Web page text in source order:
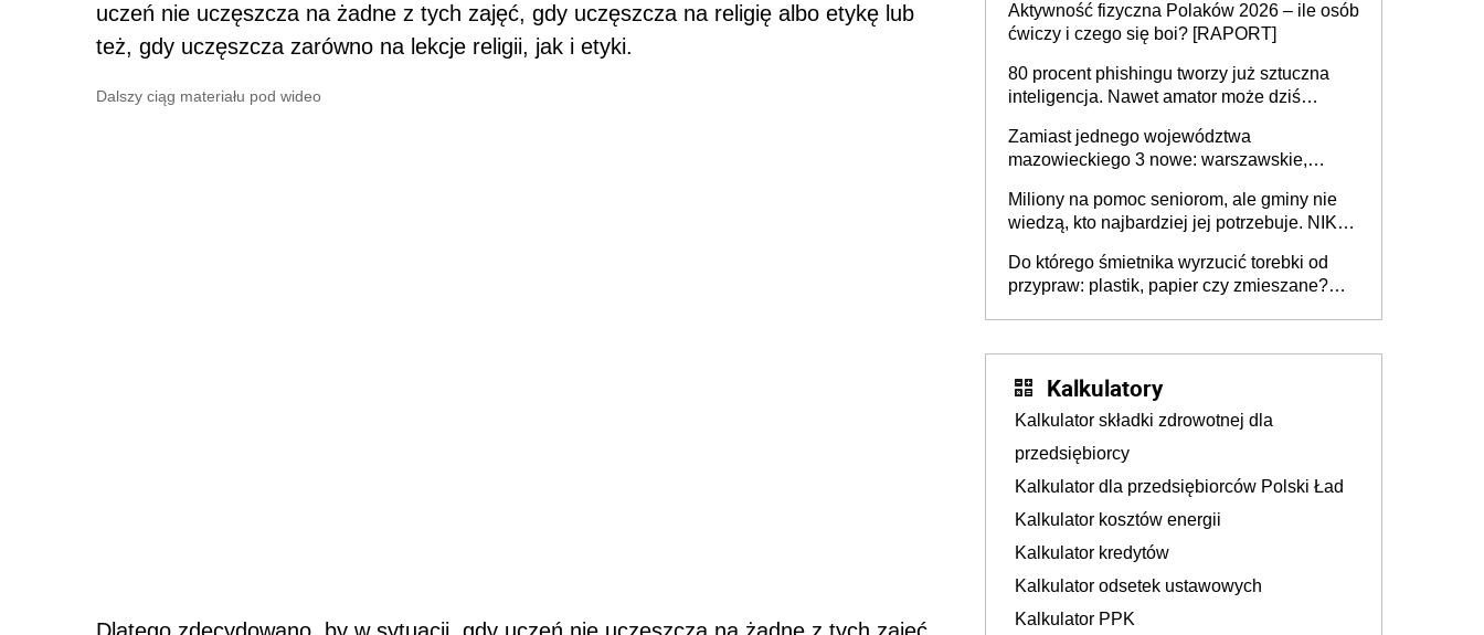
uczeń nie uczęszcza na żadne z tych zajęć, gdy uczęszcza na religię albo etykę lub
też, gdy uczęszcza zarówno na lekcje religii, jak i etyki.
Dalszy ciąg materiału pod wideo
rozstrzygać sprawy
Aktywność fizyczna Polaków 2026 – ile osób
ćwiczy i czego się boi? [RAPORT]
80 procent phishingu tworzy już sztuczna
inteligencja. Nawet amator może dziś
Zamiast jednego województwa
mazowieckiego 3 nowe: warszawskie,
Europie nie ma tak dużych jednostek
stołecznych
Miliony na pomoc seniorom, ale gminy nie
wiedzą, kto najbardziej jej potrzebuje. NIK
Do którego śmietnika wyrzucić torebki od
przypraw: plastik, papier czy zmieszane?
Kalkulatory
Kalkulator składki zdrowotnej dla
przedsiębiorcy
Kalkulator dla przedsiębiorców Polski Ład
Kalkulator kosztów energii
Kalkulator kredytów
Kalkulator odsetek ustawowych
Kalkulator PPK